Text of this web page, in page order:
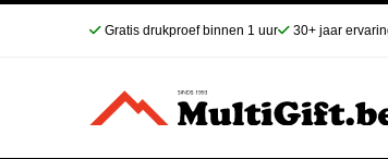
Gratis drukproef binnen 1 uur 30+ jaar